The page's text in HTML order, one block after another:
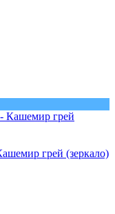
грей (зеркало)